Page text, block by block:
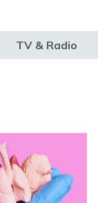
TV & Radio